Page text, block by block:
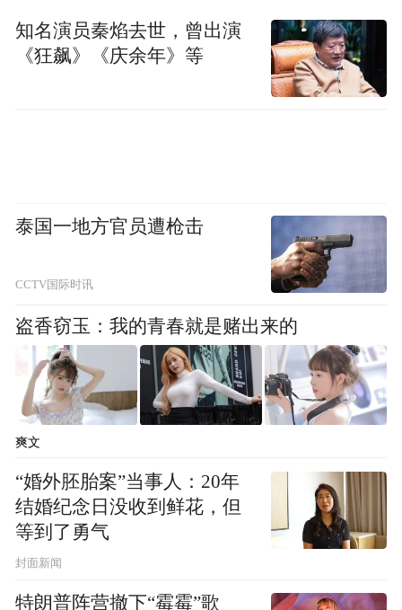
本届大会开幕前夕
“科技·点亮网络文明时空” 主题活动
在合肥骆岗公园上演
展示科技成果、分享科创故事、展演网络文
化作品
活动以“文明之光”为脉络
10个特色节目
知名演员秦焰去世，曾出演
《狂飙》《庆余年》等
泰国一地方官员遭枪击
CCTV国际时讯
盗香窃玉：我的青春就是赌出来的
爽文
“婚外胚胎案”当事人：20年
结婚纪念日没收到鲜花，但
等到了勇气
封面新闻
特朗普阵营撤下“霉霉”歌